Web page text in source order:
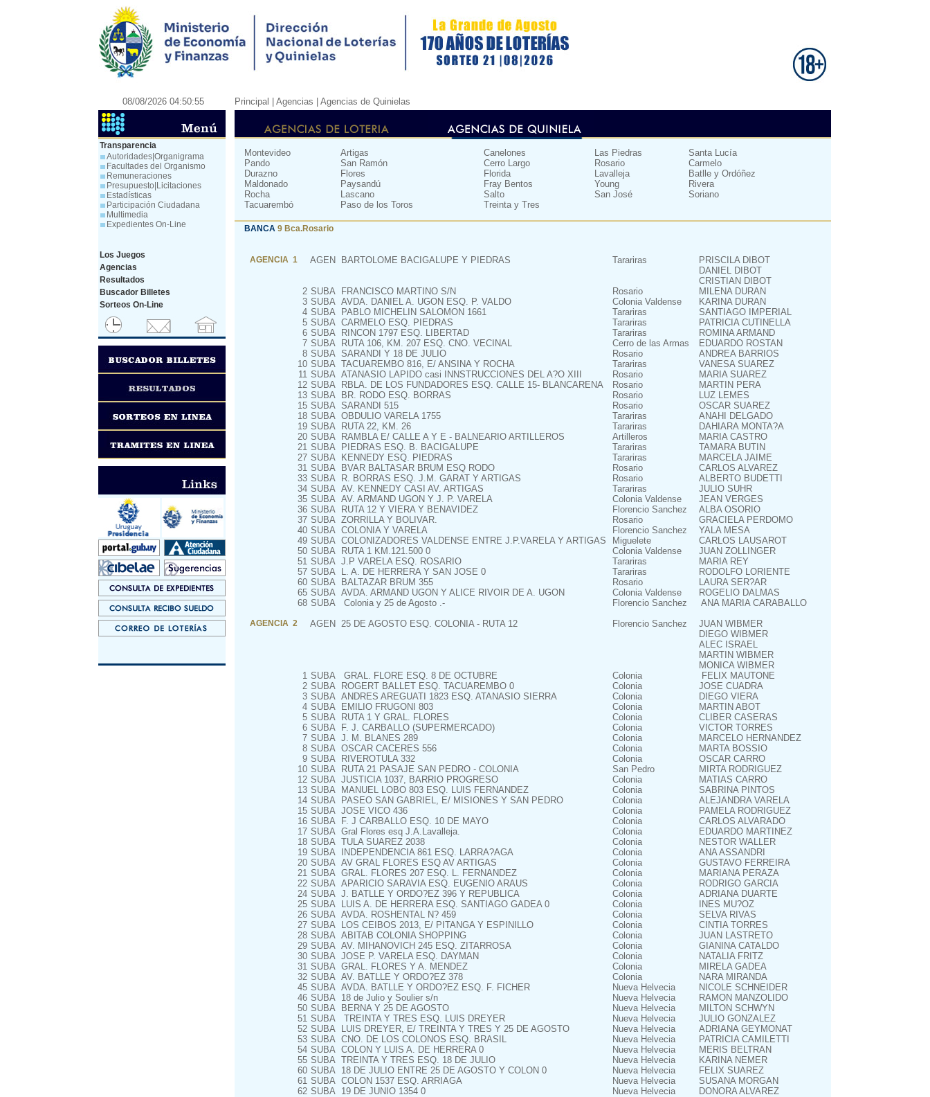
08/08/2026 04:50:55 Principal | Agencias | Agencias de Quinielas
Transparencia
Autoridades|Organigrama
Facultades del Organismo
Remuneraciones
Presupuesto|Licitaciones
Estadísticas
Participación Ciudadana
Multimedia
Expedientes On-Line
Los Juegos
Agencias
Resultados
Buscador Billetes
Sorteos On-Line
Montevideo Artigas Canelones Las Piedras
Santa Lucía
Pando
San Ramón Cerro Largo Rosario
Carmelo
Durazno
Flores Florida Lavalleja
Batlle y Ordóñez
Maldonado
Paysandú Fray Bentos Young
Rivera
Rocha
Lascano Salto San José
Soriano
Tacuarembó
Paso de los Toros Treinta y Tres
BANCA 9 Bca.Rosario
AGENCIA 1 AGEN BARTOLOME BACIGALUPE Y PIEDRAS Tarariras
PRISCILA DIBOT
DANIEL DIBOT
CRISTIAN DIBOT
2 SUBA FRANCISCO MARTINO S/N Rosario
MILENA DURAN
3 SUBA AVDA. DANIEL A. UGON ESQ. P. VALDO Colonia Valdense
KARINA DURAN
4 SUBA PABLO MICHELIN SALOMON 1661 Tarariras
SANTIAGO IMPERIAL
5 SUBA CARMELO ESQ. PIEDRAS Tarariras
PATRICIA CUTINELLA
6 SUBA RINCON 1797 ESQ. LIBERTAD Tarariras
ROMINA ARMAND
7 SUBA RUTA 106, KM. 207 ESQ. CNO. VECINAL Cerro de las Armas
EDUARDO ROSTAN
8 SUBA SARANDI Y 18 DE JULIO Rosario
ANDREA BARRIOS
10 SUBA TACUAREMBO 816, E/ ANSINA Y ROCHA Tarariras
VANESA SUAREZ
11 SUBA ATANASIO LAPIDO casi INNSTRUCCIONES DEL A?O XIII Rosario
MARIA SUAREZ
12 SUBA RBLA. DE LOS FUNDADORES ESQ. CALLE 15- BLANCARENA Rosario
MARTIN PERA
13 SUBA BR. RODO ESQ. BORRAS Rosario
LUZ LEMES
15 SUBA SARANDI 515 Rosario
OSCAR SUAREZ
18 SUBA OBDULIO VARELA 1755 Tarariras
ANAHI DELGADO
19 SUBA RUTA 22, KM. 26 Tarariras
DAHIARA MONTA?A
20 SUBA RAMBLA E/ CALLE A Y E - BALNEARIO ARTILLEROS Artilleros
MARIA CASTRO
21 SUBA PIEDRAS ESQ. B. BACIGALUPE Tarariras
TAMARA BUTIN
27 SUBA KENNEDY ESQ. PIEDRAS Tarariras
MARCELA JAIME
31 SUBA BVAR BALTASAR BRUM ESQ RODO Rosario
CARLOS ALVAREZ
33 SUBA R. BORRAS ESQ. J.M. GARAT Y ARTIGAS Rosario
ALBERTO BUDETTI
34 SUBA AV. KENNEDY CASI AV. ARTIGAS Tarariras
JULIO SUHR
35 SUBA AV. ARMAND UGON Y J. P. VARELA Colonia Valdense
JEAN VERGES
36 SUBA RUTA 12 Y VIERA Y BENAVIDEZ Florencio Sanchez
ALBA OSORIO
37 SUBA ZORRILLA Y BOLIVAR. Rosario
GRACIELA PERDOMO
40 SUBA COLONIA Y VARELA Florencio Sanchez
YALA MESA
49 SUBA COLONIZADORES VALDENSE ENTRE J.P.VARELA Y ARTIGAS Miguelete
CARLOS LAUSAROT
50 SUBA RUTA 1 KM.121.500 0 Colonia Valdense
JUAN ZOLLINGER
51 SUBA J.P VARELA ESQ. ROSARIO Tarariras
MARIA REY
57 SUBA L. A. DE HERRERA Y SAN JOSE 0 Tarariras
RODOLFO LORIENTE
60 SUBA BALTAZAR BRUM 355 Rosario
LAURA SER?AR
65 SUBA AVDA. ARMAND UGON Y ALICE RIVOIR DE A. UGON Colonia Valdense
ROGELIO DALMAS
68 SUBA Colonia y 25 de Agosto .- Florencio Sanchez ANA MARIA CARABALLO
AGENCIA 2 AGEN 25 DE AGOSTO ESQ. COLONIA - RUTA 12 Florencio Sanchez
JUAN WIBMER
DIEGO WIBMER
ALEC ISRAEL
MARTIN WIBMER
MONICA WIBMER
1 SUBA GRAL. FLORE ESQ. 8 DE OCTUBRE Colonia
FELIX MAUTONE
2 SUBA ROGERT BALLET ESQ. TACUAREMBO 0 Colonia
JOSE CUADRA
3 SUBA ANDRES AREGUATI 1823 ESQ. ATANASIO SIERRA Colonia
DIEGO VIERA
4 SUBA EMILIO FRUGONI 803 Colonia
MARTIN ABOT
5 SUBA RUTA 1 Y GRAL. FLORES Colonia
CLIBER CASERAS
6 SUBA F. J. CARBALLO (SUPERMERCADO) Colonia
VICTOR TORRES
7 SUBA J. M. BLANES 289 Colonia
MARCELO HERNANDEZ
8 SUBA OSCAR CACERES 556 Colonia
MARTA BOSSIO
9 SUBA RIVEROTULA 332 Colonia
OSCAR CARRO
10 SUBA RUTA 21 PASAJE SAN PEDRO - COLONIA San Pedro
MIRTA RODRIGUEZ
12 SUBA JUSTICIA 1037, BARRIO PROGRESO Colonia
MATIAS CARRO
13 SUBA MANUEL LOBO 803 ESQ. LUIS FERNANDEZ Colonia
SABRINA PINTOS
14 SUBA PASEO SAN GABRIEL, E/ MISIONES Y SAN PEDRO Colonia
ALEJANDRA VARELA
15 SUBA JOSE VICO 436 Colonia
PAMELA RODRIGUEZ
16 SUBA F. J CARBALLO ESQ. 10 DE MAYO Colonia
CARLOS ALVARADO
17 SUBA Gral Flores esq J.A.Lavalleja. Colonia
EDUARDO MARTINEZ
18 SUBA TULA SUAREZ 2038 Colonia
NESTOR WALLER
19 SUBA INDEPENDENCIA 861 ESQ. LARRA?AGA Colonia
ANA ASSANDRI
20 SUBA AV GRAL FLORES ESQ AV ARTIGAS Colonia
GUSTAVO FERREIRA
21 SUBA GRAL. FLORES 207 ESQ. L. FERNANDEZ Colonia
MARIANA PERAZA
22 SUBA APARICIO SARAVIA ESQ. EUGENIO ARAUS Colonia
RODRIGO GARCIA
24 SUBA J. BATLLE Y ORDO?EZ 396 Y REPUBLICA Colonia
ADRIANA DUARTE
25 SUBA LUIS A. DE HERRERA ESQ. SANTIAGO GADEA 0 Colonia
INES MU?OZ
26 SUBA AVDA. ROSHENTAL N? 459 Colonia
SELVA RIVAS
27 SUBA LOS CEIBOS 2013, E/ PITANGA Y ESPINILLO Colonia
CINTIA TORRES
28 SUBA ABITAB COLONIA SHOPPING Colonia
JUAN LASTRETO
29 SUBA AV. MIHANOVICH 245 ESQ. ZITARROSA Colonia
GIANINA CATALDO
30 SUBA JOSE P. VARELA ESQ. DAYMAN Colonia
NATALIA FRITZ
31 SUBA GRAL. FLORES Y A. MENDEZ Colonia
MIRELA GADEA
32 SUBA AV. BATLLE Y ORDO?EZ 378 Colonia
NARA MIRANDA
45 SUBA AVDA. BATLLE Y ORDO?EZ ESQ. F. FICHER Nueva Helvecia
NICOLE SCHNEIDER
46 SUBA 18 de Julio y Soulier s/n Nueva Helvecia
RAMON MANZOLIDO
50 SUBA BERNA Y 25 DE AGOSTO Nueva Helvecia
MILTON SCHWYN
51 SUBA TREINTA Y TRES ESQ. LUIS DREYER Nueva Helvecia
JULIO GONZALEZ
52 SUBA LUIS DREYER, E/ TREINTA Y TRES Y 25 DE AGOSTO Nueva Helvecia
ADRIANA GEYMONAT
53 SUBA CNO. DE LOS COLONOS ESQ. BRASIL Nueva Helvecia
PATRICIA CAMILETTI
54 SUBA COLON Y LUIS A. DE HERRERA 0 Nueva Helvecia
MERIS BELTRAN
55 SUBA TREINTA Y TRES ESQ. 18 DE JULIO Nueva Helvecia
KARINA NEMER
60 SUBA 18 DE JULIO ENTRE 25 DE AGOSTO Y COLON 0 Nueva Helvecia
FELIX SUAREZ
61 SUBA COLON 1537 ESQ. ARRIAGA Nueva Helvecia
SUSANA MORGAN
62 SUBA 19 DE JUNIO 1354 0 Nueva Helvecia DONORA ALVAREZ